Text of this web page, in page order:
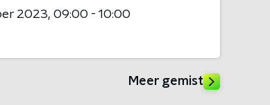
2023 09:00 - 10:00
Meer gemist